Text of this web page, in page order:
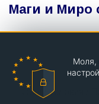
Маги и Миро
Общи условия
Моля,